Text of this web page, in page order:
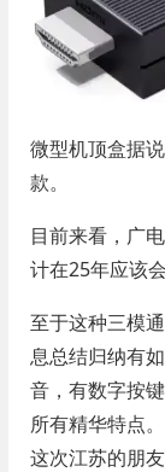
微型机顶盒据
款。
目前来看，广
计在25年应该
至于这种三模
息总结归纳有
音，有数字按
所有精华特点
这次江苏的朋